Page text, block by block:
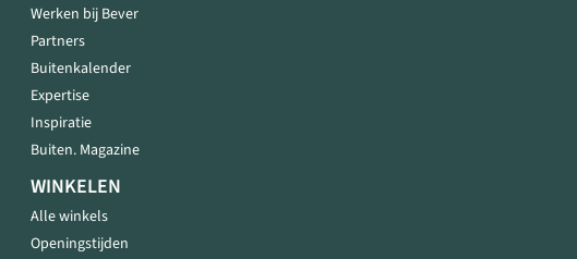
Werken bij Bever
Partners
Buitenkalender
Expertise
Inspiratie
Buiten. Magazine
WINKELEN
Alle winkels
Openingstijden